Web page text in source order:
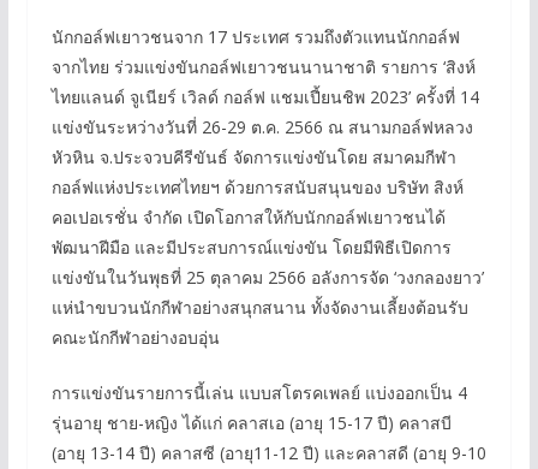
นักกอล์ฟเยาวชนจาก 17 ประเทศ รวมถึงตัวแทนนักกอล์ฟ
จากไทย ร่วมแข่งขันกอล์ฟเยาวชนนานาชาติ รายการ ‘สิงห์
ไทยแลนด์ จูเนียร์ เวิลด์ กอล์ฟ แชมเปี้ยนชิพ 2023’ ครั้งที่ 14
แข่งขันระหว่างวันที่ 26-29 ต.ค. 2566 ณ สนามกอล์ฟหลวง
หัวหิน จ.ประจวบคีรีขันธ์ จัดการแข่งขันโดย สมาคมกีฬา
กอล์ฟแห่งประเทศไทยฯ ด้วยการสนับสนุนของ บริษัท สิงห์
คอเปอเรชั่น จำกัด เปิดโอกาสให้กับนักกอล์ฟเยาวชนได้
พัฒนาฝีมือ และมีประสบการณ์แข่งขัน โดยมีพิธีเปิดการ
แข่งขันในวันพุธที่ 25 ตุลาคม 2566 อลังการจัด ‘วงกลองยาว’
แห่นำขบวนนักกีฬาอย่างสนุกสนาน ทั้งจัดงานเลี้ยงต้อนรับ
คณะนักกีฬาอย่างอบอุ่น
การแข่งขันรายการนี้เล่น แบบสโตรคเพลย์ แบ่งออกเป็น 4
รุ่นอายุ ชาย-หญิง ได้แก่ คลาสเอ (อายุ 15-17 ปี) คลาสบี
(อายุ 13-14 ปี) คลาสซี (อายุ11-12 ปี) และคลาสดี (อายุ 9-10